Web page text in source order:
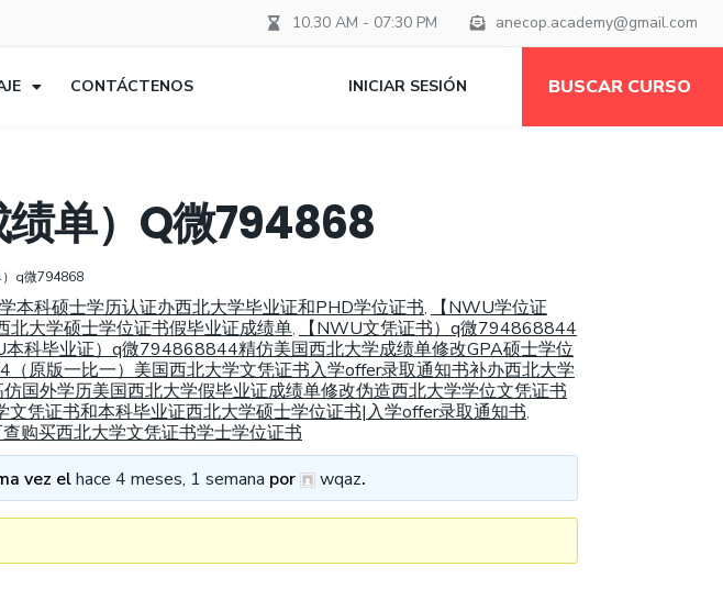
10.30 AM - 07:30 PM anecop.academy@gmail.com
CONTÁCTENOS INICIAR SESIÓN BUSCAR CURSO
单）Q微794868
q微794868
本科硕士学历认证办西北大学毕业证和PHD学位证书,
【NWU学位证
大学硕士学位证书假毕业证成绩单,
【NWU文凭证书）q微794868844
本科毕业证）q微794868844精仿美国西北大学成绩单修改GPA硕士学位
原版一比一）美国西北大学文凭证书入学offer录取通知书补办西北大学
外学历美国西北大学假毕业证成绩单修改伪造西北大学学位文凭证书
凭证书和本科毕业证西北大学硕士学位证书|入学offer录取通知书,
购买西北大学文凭证书学士学位证书
vez elhace 4 meses, 1 semana por wqaz.